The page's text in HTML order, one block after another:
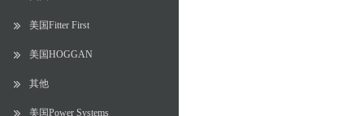
美国Fitter First
美国HOGGAN
其他
美国Power Systems